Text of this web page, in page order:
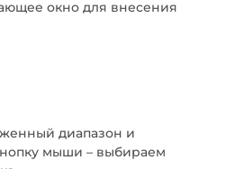
окно для внесения
диапазон и
мыши – выбираем